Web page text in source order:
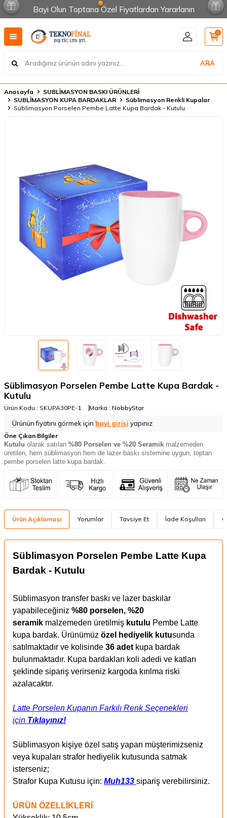
Bayi Olun Toptana Özel Fiyatlardan Yararlanın
ARA
0
Anasayfa
SUBLİMASYON BASKI ÜRÜNLERİ
SUBLİMASYON KUPA BARDAKLAR
Süblimasyon Renkli Kupalar
Süblimasyon Porselen Pembe Latte Kupa Bardak - Kutulu
Süblimasyon Porselen Pembe Latte Kupa Bardak -
Kutulu
Ürün Kodu : SKUPA30PE-1 Marka : NobbyStar
Ürünün fiyatını görmek için bayi girişi yapınız
Öne Çıkan Bilgiler
Kutulu olarak satılan %80 Porselen ve %20 Seramik malzemeden
üretilen, hem süblimasyon hem de lazer baskı sistemine uygun, toptan
pembe porselen latte kupa bardak.
Ürün Açıklaması Yorumlar Tavsiye Et İade Koşulları
Süblimasyon Porselen Pembe Latte Kupa
Bardak - Kutulu
Süblimasyon transfer baskı ve lazer baskılar
yapabileceğiniz %80 porselen, %20
seramik malzemeden üretilmiş kutulu Pembe Latte
kupa bardak. Ürünümüz özel hediyelik kutusunda
satılmaktadır ve kolisinde 36 adet kupa bardak
bulunmaktadır. Kupa bardakları koli adedi ve katları
şeklinde sipariş verirseniz kargoda kırılma riski
azalacaktır.
Latte Porselen Kupanın Farkılı Renk Seçenekleri
için Tıklayınız!
Süblimasyon kişiye özel satış yapan müşterimizseniz
veya kupaları strafor hediyelik kutusunda satmak
isterseniz;
Strafor Kupa Kutusu için: Muh133 sipariş verebilirsiniz.
ÜRÜN ÖZELLİKLERİ